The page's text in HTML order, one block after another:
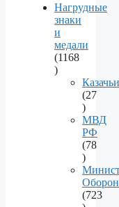
Нагрудные
знаки
и
медали
1168
1168
productsКазачьи
27
27
products
МВД
РФ
78
78
products
723